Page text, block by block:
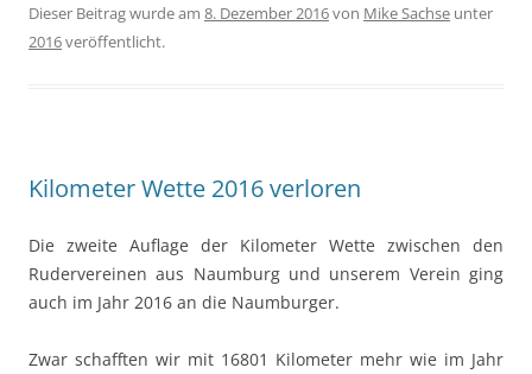
Dieser Beitrag wurde am 8. Dezember 2016von Mike Sachse unter
2016veröffentlicht.
Kilometer Wette 2016 verloren
Die zweite Auflage der Kilometer Wette zwischen den
Rudervereinen aus Naumburg und unserem Verein ging
auch im Jahr 2016 an die Naumburger.
Zwar schafften wir mit 16801 Kilometer mehr wie im Jahr